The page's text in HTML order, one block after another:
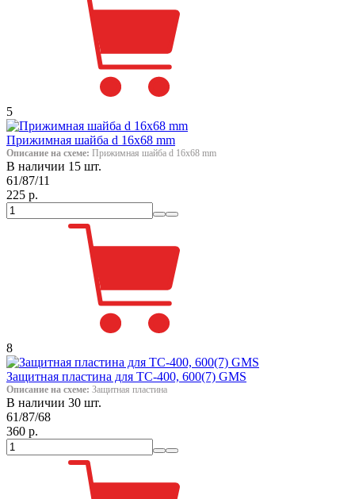
5
Прижимная шайба d 16x68 mm
Описание на схеме: Прижимная шайба d 16x68 mm
В наличии 15 шт.
61/87/11
225 р.
8
Защитная пластина для ТС-400, 600(7) GMS
Описание на схеме: Защитная пластина
В наличии 30 шт.
61/87/68
360 р.